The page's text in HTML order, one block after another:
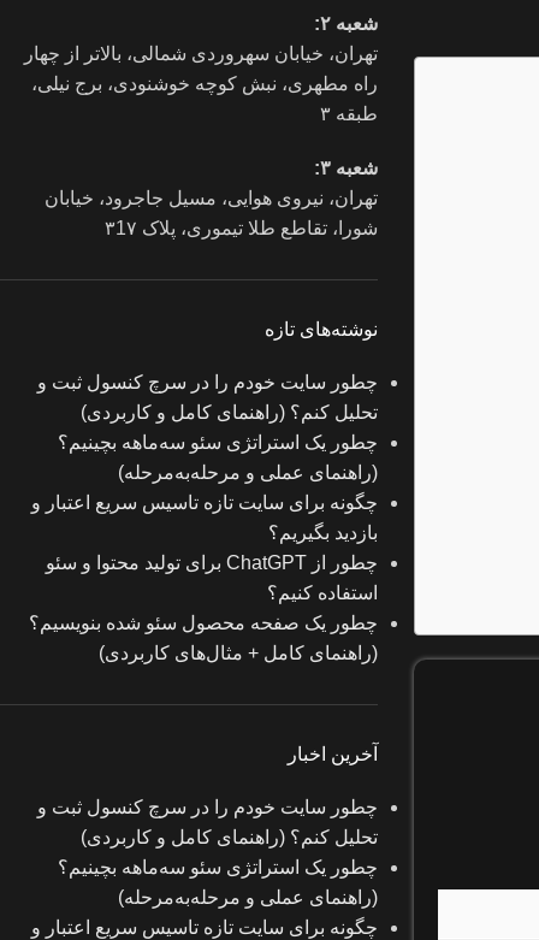
شعبه ۲:
تهران، خيابان سهروردی شمالی، بالاتر از چهار
راه مطهری، نبش کوچه خوشنودی، برج نیلی،
طبقه ۳
شعبه ۳:
تهران، نیروی هوایی، مسیل جاجرود، خیابان
شورا، تقاطع طلا تیموری، پلاک ۳1۷
نوشته‌های تازه
چطور سایت خودم را در سرچ کنسول ثبت و
تحلیل کنم؟ (راهنمای کامل و کاربردی)
چطور یک استراتژی سئو سه‌ماهه بچینیم؟
(راهنمای عملی و مرحله‌به‌مرحله)
چگونه برای سایت تازه‌ تاسیس سریع اعتبار و
بازدید بگیریم؟
چطور از ChatGPT برای تولید محتوا و سئو
استفاده کنیم؟
چطور یک صفحه محصول سئو شده بنویسیم؟
(راهنمای کامل + مثال‌های کاربردی)
آخرین اخبار
چطور سایت خودم را در سرچ کنسول ثبت و
تحلیل کنم؟ (راهنمای کامل و کاربردی)
چطور یک استراتژی سئو سه‌ماهه بچینیم؟
(راهنمای عملی و مرحله‌به‌مرحله)
چگونه برای سایت تازه‌ تاسیس سریع اعتبار و